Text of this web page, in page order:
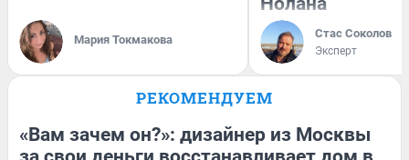
Мария Токмакова Стас Соколов
Эксперт
РЕКОМЕНДУЕМ
«Вам зачем он?»: дизайнер из Москвы